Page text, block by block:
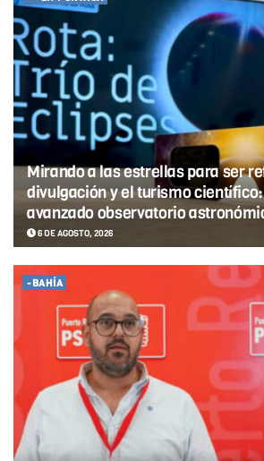
Mirando a las estrellas para ser
divulgación y el turismo
avanzado observatorio
6 DE AGOSTO, 2026
-BAHÍA